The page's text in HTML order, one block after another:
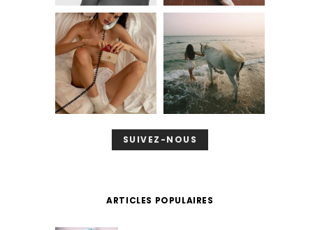
SUIVEZ-NOUS
ARTICLES POPULAIRES